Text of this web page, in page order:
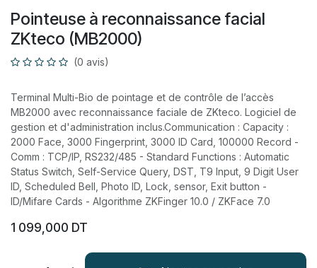
​Pointeuse à reconnaissance facial
ZKteco (MB2000)
(0 avis)
Terminal Multi-Bio de pointage et de contrôle de l’accès
MB2000 avec reconnaissance faciale de ZKteco. Logiciel de
gestion et d'administration inclus.Communication : Capacity :
2000 Face, 3000 Fingerprint, 3000 ID Card, 100000 Record -
Comm : TCP/IP, RS232/485 - Standard Functions : Automatic
Status Switch, Self-Service Query, DST, T9 Input, 9 Digit User
ID, Scheduled Bell, Photo ID, Lock, sensor, Exit button -
ID/Mifare Cards - Algorithme ZKFinger 10.0 / ZKFace 7.0
1 099,000 DT